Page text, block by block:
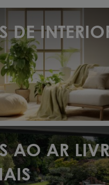
DE FOGO
com tratamento
DE
AO AR
(31)